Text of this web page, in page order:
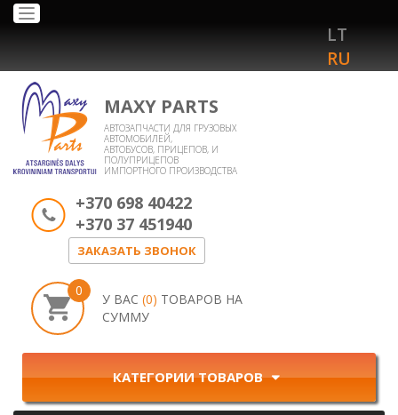
Toggle
LT
RU
MAXY PARTS
АВТОЗАПЧАСТИ ДЛЯ ГРУЗОВЫХ
АВТОМОБИЛЕЙ,
АВТОБУСОВ, ПРИЦЕПОВ, И
ПОЛУПРИЦЕПОВ
ИМПОРТНОГО ПРОИЗВОДСТВА
+370 698 40422
+370 37 451940
ЗАКАЗАТЬ ЗВОНОК
0
У ВАС (0) ТОВАРОВ НА
СУММУ
КАТЕГОРИИ ТОВАРОВ